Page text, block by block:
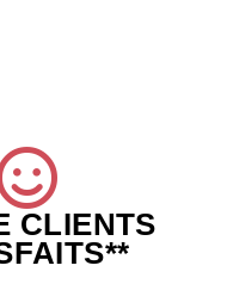
CLIENTS